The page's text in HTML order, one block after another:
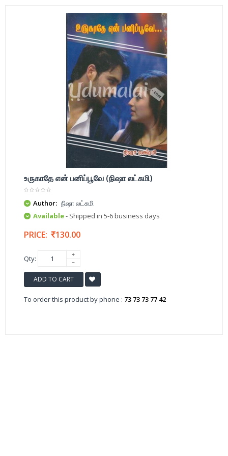
உருகாதே என் பனிப்பூவே (நிஷா லட்சுமி)
Author: நிஷா லட்சுமி
Available- Shipped in 5-6 business days
PRICE: 130.00
Qty:
ADD TO CART
To order this product by phone : 73 73 73 77 42